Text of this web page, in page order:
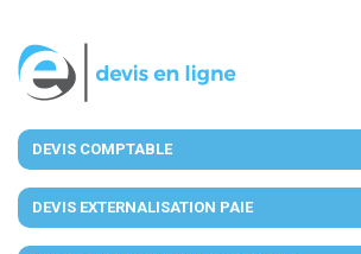
DEVIS COMPTABLE
DEVIS EXTERNALISATION PAIE